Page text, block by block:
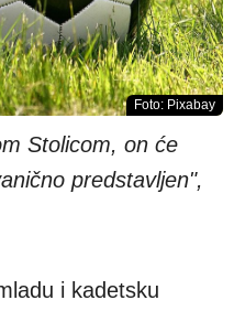
Foto: Pixabay
Stolicom, on će
predstavljen",
i kadetsku